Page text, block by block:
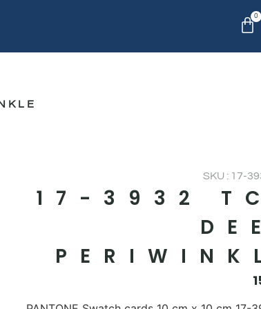
0
SKU : 17-
17-3932